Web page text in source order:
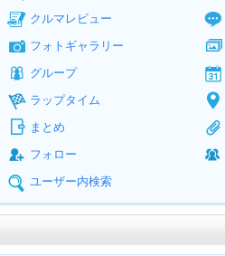
クルマレビュー
フォトギャラリー
グループ
ラップタイム
まとめ
フォロー
ユーザー内検索